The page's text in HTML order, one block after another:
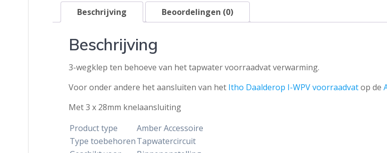
28mm
Beschrijving Beoordelingen (0)
Beschrijving
3-wegklep ten behoeve van het tapwater voorraadvat verwarming.
Voor onder andere het aansluiten van het Itho Daalderop I-WPV voorraadvatop de
Met 3 x 28mm knelaansluiting
Product type
Amber Accessoire
Type toebehorenTapwatercircuit